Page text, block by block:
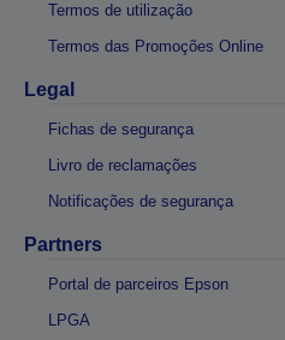
Termos de utilização
Termos das Promoções Online
Legal
Fichas de segurança
Livro de reclamações
Notificações de segurança
Partners
Portal de parceiros Epson
LPGA